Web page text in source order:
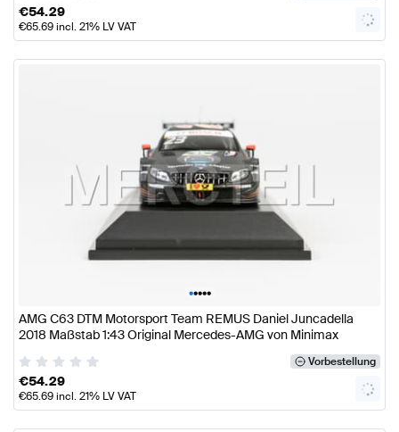
€54.29
€65.69incl. 21% LV VAT
•••••
AMG C63 DTM Motorsport Team REMUS Daniel Juncadella
2018 Maßstab 1:43 Original Mercedes-AMG von Minimax
Vorbestellung
€54.29
€65.69incl. 21% LV VAT